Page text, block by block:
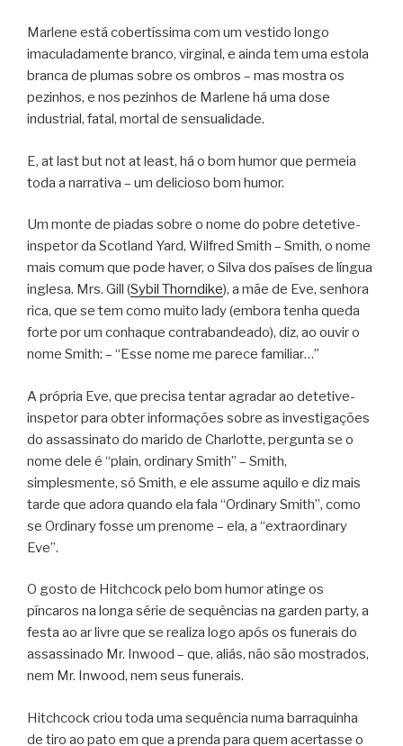
Marlene está cobertíssima com um vestido longo
imaculadamente branco, virginal, e ainda tem uma estola
branca de plumas sobre os ombros – mas mostra os
pezinhos, e nos pezinhos de Marlene há uma dose
industrial, fatal, mortal de sensualidade.
E, at last but not at least, há o bom humor que permeia
toda a narrativa – um delicioso bom humor.
Um monte de piadas sobre o nome do pobre detetive-
inspetor da Scotland Yard, Wilfred Smith – Smith, o nome
mais comum que pode haver, o Silva dos países de língua
inglesa. Mrs. Gill (Sybil Thorndike), a mãe de Eve, senhora
rica, que se tem como muito lady (embora tenha queda
forte por um conhaque contrabandeado), diz, ao ouvir o
nome Smith: – “Esse nome me parece familiar…”
A própria Eve, que precisa tentar agradar ao detetive-
inspetor para obter informações sobre as investigações
do assassinato do marido de Charlotte, pergunta se o
nome dele é “plain, ordinary Smith” – Smith,
simplesmente, só Smith, e ele assume aquilo e diz mais
tarde que adora quando ela fala “Ordinary Smith”, como
se Ordinary fosse um prenome – ela, a “extraordinary
Eve”.
O gosto de Hitchcock pelo bom humor atinge os
píncaros na longa série de sequências na garden party, a
festa ao ar livre que se realiza logo após os funerais do
assassinado Mr. Inwood – que, aliás, não são mostrados,
nem Mr. Inwood, nem seus funerais.
Hitchcock criou toda uma sequência numa barraquinha
de tiro ao pato em que a prenda para quem acertasse o